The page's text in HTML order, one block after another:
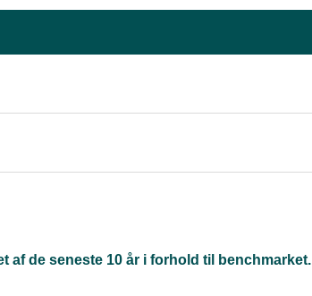
af de seneste 10 år i forhold til benchmarket.